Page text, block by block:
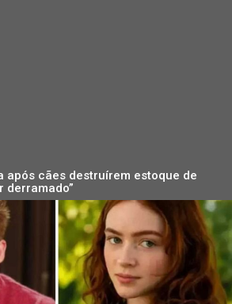
após cães destruírem estoque de
derramado”